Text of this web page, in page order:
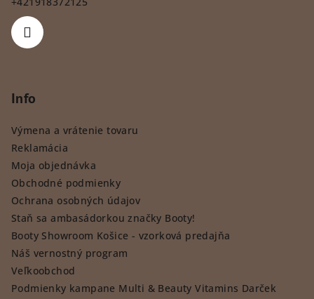
Info
Výmena a vrátenie tovaru
Reklamácia
Moja objednávka
Obchodné podmienky
Ochrana osobných údajov
Staň sa ambasádorkou značky Booty!
Booty Showroom Košice - vzorková predajňa
Náš vernostný program
Veľkoobchod
Podmienky kampane Multi & Beauty Vitamins Darček